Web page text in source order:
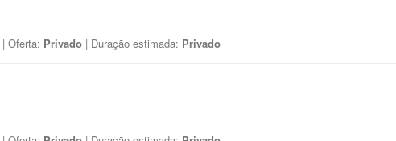
| Oferta: Privado | Duração estimada: Privado